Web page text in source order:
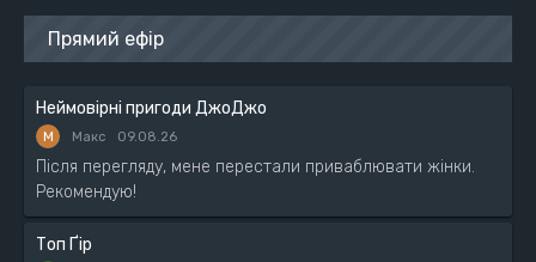
Прямий ефір
Неймовірні пригоди ДжоДжо
М Макс 09.08.26
Після перегляду, мене перестали приваблювати жінки.
Рекомендую!
Топ Ґір